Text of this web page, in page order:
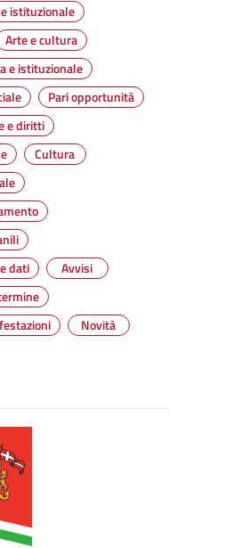
istituzionale
Arte e cultura
e istituzionale
Pari opportunità
e diritti
Cultura
dati
Avvisi
Novità